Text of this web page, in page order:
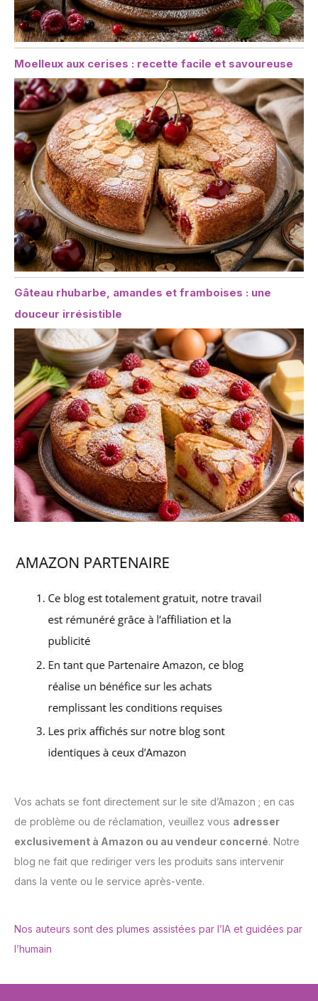
Moelleux aux cerises : recette facile et savoureuse
Gâteau rhubarbe, amandes et framboises : une
douceur irrésistible
Vos achats se font directement sur le site d’Amazon ; en cas
de problème ou de réclamation, veuillez vous adresser
exclusivement à Amazon ou au vendeur concerné. Notre
blog ne fait que rediriger vers les produits sans intervenir
dans la vente ou le service après-vente.
Nos auteurs sont des plumes assistées par l’IA et guidées par
l’humain